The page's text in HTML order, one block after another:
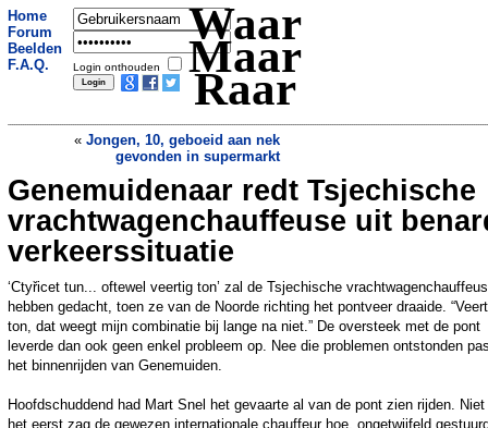
Home
Forum
Beelden
F.A.Q.
Login onthouden
Waar
Maar
Raar
« Jongen, 10, geboeid aan nek
gevonden in supermarkt
Vijftig Duitse scholieren proberen
dronken klasgenoot uit de cel te halen»
Genemuidenaar redt Tsjechische
vrachtwagenchauffeuse uit
verkeerssituatie
‘Ctyřicet tun... oftewel veertig ton’ zal de Tsjechische
hebben gedacht, toen ze van de Noorde richting het pontveer draaide.
ton, dat weegt mijn combinatie bij lange na niet.” De oversteek met de pont
leverde dan ook geen enkel probleem op. Nee die problemen ontstonden
het binnenrijden van Genemuiden.
Hoofdschuddend had Mart Snel het gevaarte al van de pont zien rijden. Niet
het eerst zag de gewezen internationale chauffeur hoe, ongetwijfeld